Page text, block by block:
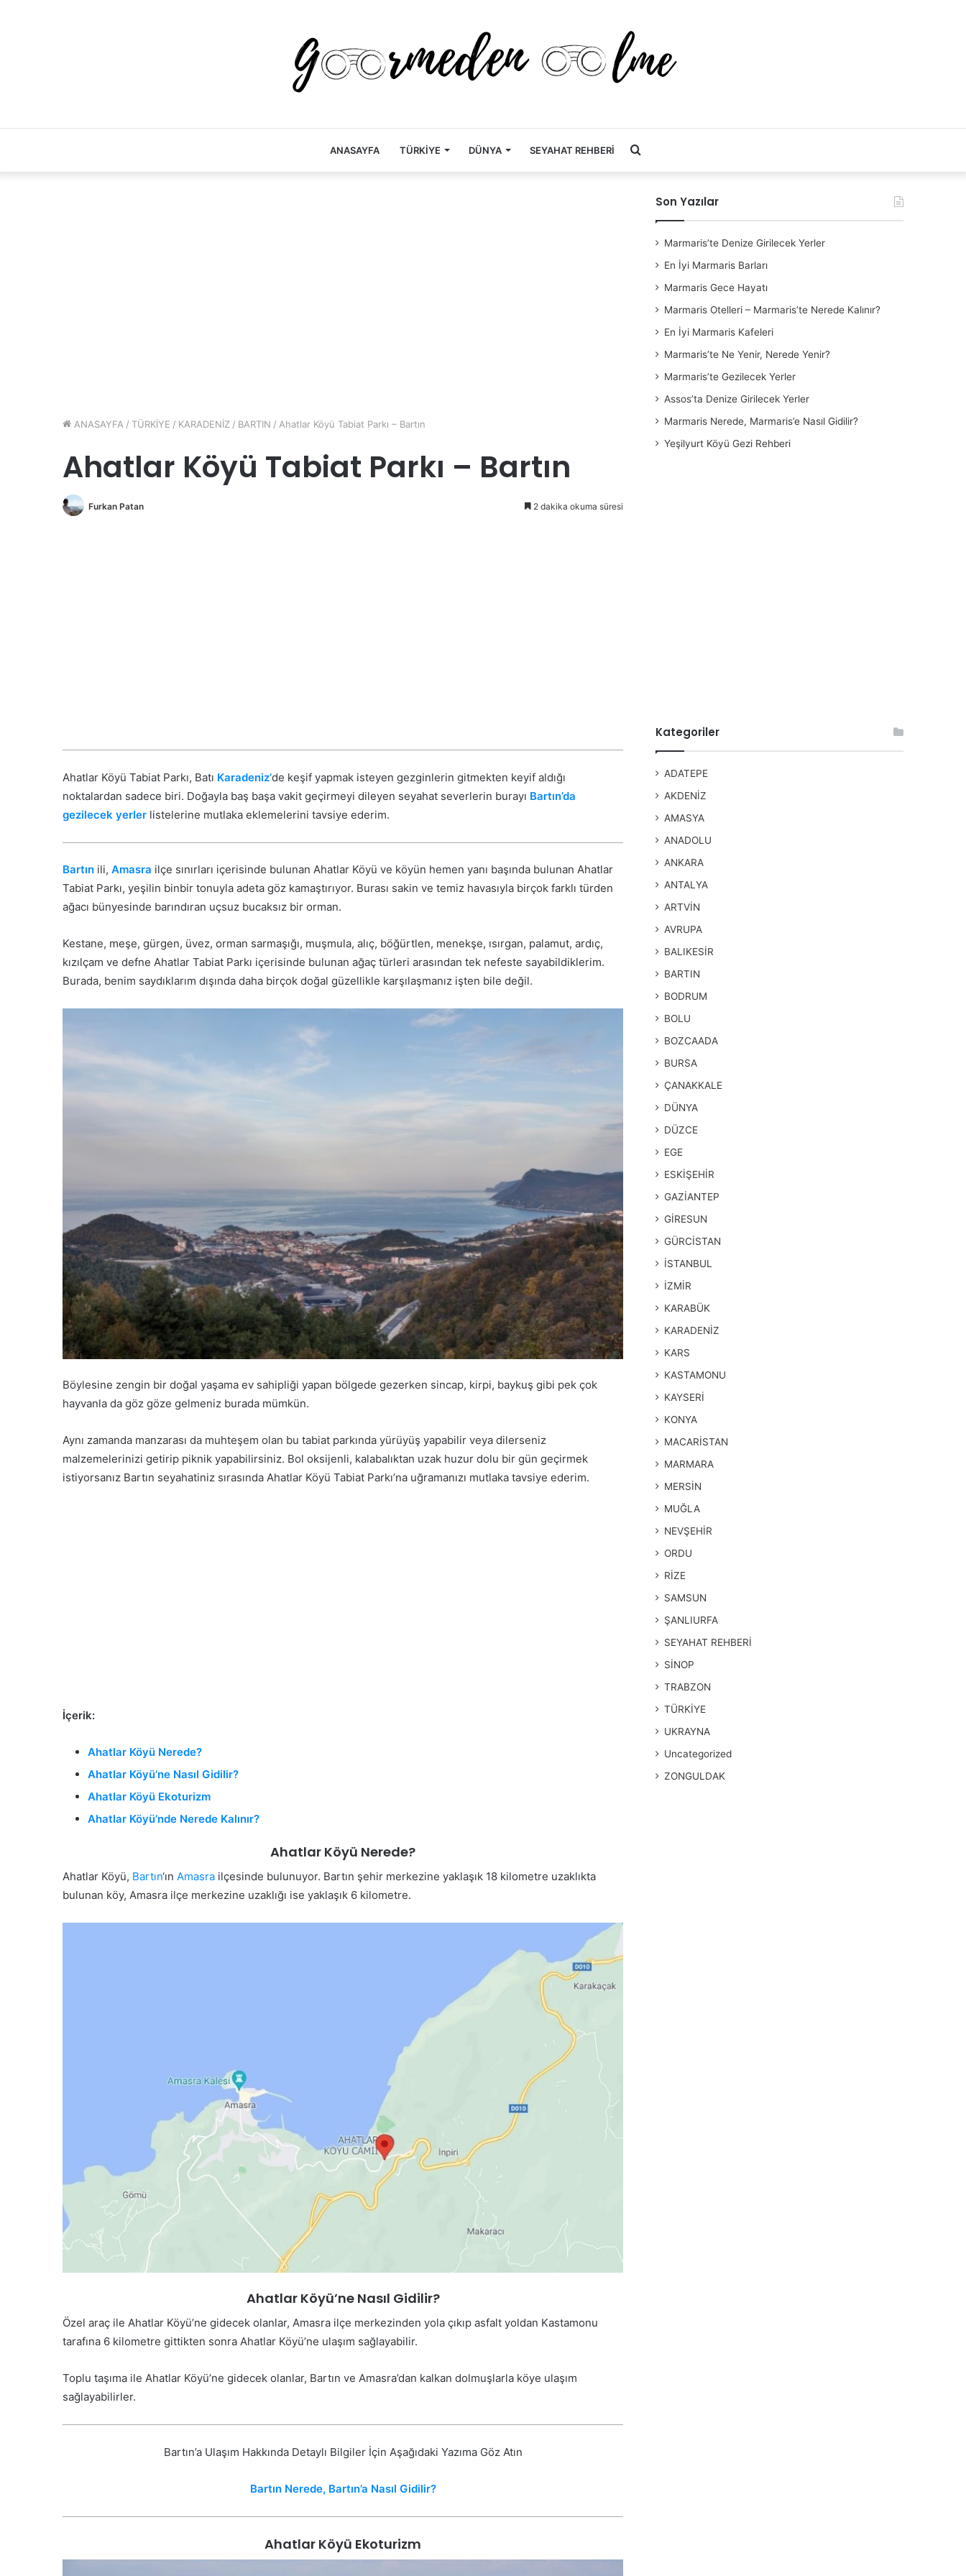
ANASAYFA TÜRKİYE DÜNYA SEYAHAT REHBERİ Arama
ANASAYFA / TÜRKİYE / KARADENİZ / BARTIN / Ahatlar Köyü Tabiat Parkı – Bartın
Ahatlar Köyü Tabiat Parkı – Bartın
Furkan Patan 2 dakika okuma süresi
Ahatlar Köyü Tabiat Parkı, Batı Karadeniz’de keşif yapmak isteyen gezginlerin gitmekten keyif aldığı
noktalardan sadece biri. Doğayla baş başa vakit geçirmeyi dileyen seyahat severlerin burayı Bartın’da
gezilecek yerler listelerine mutlaka eklemelerini tavsiye ederim.
Bartın ili, Amasra ilçe sınırları içerisinde bulunan Ahatlar Köyü ve köyün hemen yanı başında bulunan Ahatlar
Tabiat Parkı, yeşilin binbir tonuyla adeta göz kamaştırıyor. Burası sakin ve temiz havasıyla birçok farklı türden
ağacı bünyesinde barındıran uçsuz bucaksız bir orman.
Kestane, meşe, gürgen, üvez, orman sarmaşığı, muşmula, alıç, böğürtlen, menekşe, ısırgan, palamut, ardıç,
kızılçam ve defne Ahatlar Tabiat Parkı içerisinde bulunan ağaç türleri arasından tek nefeste sayabildiklerim.
Burada, benim saydıklarım dışında daha birçok doğal güzellikle karşılaşmanız işten bile değil.
Böylesine zengin bir doğal yaşama ev sahipliği yapan bölgede gezerken sincap, kirpi, baykuş gibi pek çok
hayvanla da göz göze gelmeniz burada mümkün.
Aynı zamanda manzarası da muhteşem olan bu tabiat parkında yürüyüş yapabilir veya dilerseniz
malzemelerinizi getirip piknik yapabilirsiniz. Bol oksijenli, kalabalıktan uzak huzur dolu bir gün geçirmek
istiyorsanız Bartın seyahatiniz sırasında Ahatlar Köyü Tabiat Parkı’na uğramanızı mutlaka tavsiye ederim.
İçerik:
Ahatlar Köyü Nerede?
Ahatlar Köyü’ne Nasıl Gidilir?
Ahatlar Köyü Ekoturizm
Ahatlar Köyü’nde Nerede Kalınır?
Ahatlar Köyü Nerede?
Ahatlar Köyü, Bartın‘ın Amasra ilçesinde bulunuyor. Bartın şehir merkezine yaklaşık 18 kilometre uzaklıkta
bulunan köy, Amasra ilçe merkezine uzaklığı ise yaklaşık 6 kilometre.
Ahatlar Köyü’ne Nasıl Gidilir?
Özel araç ile Ahatlar Köyü’ne gidecek olanlar, Amasra ilçe merkezinden yola çıkıp asfalt yoldan Kastamonu
tarafına 6 kilometre gittikten sonra Ahatlar Köyü’ne ulaşım sağlayabilir.
Toplu taşıma ile Ahatlar Köyü’ne gidecek olanlar, Bartın ve Amasra’dan kalkan dolmuşlarla köye ulaşım
sağlayabilirler.
Bartın’a Ulaşım Hakkında Detaylı Bilgiler İçin Aşağıdaki Yazıma Göz Atın
Bartın Nerede, Bartın’a Nasıl Gidilir?
Ahatlar Köyü Ekoturizm
Son Yazılar
Marmaris’te Denize Girilecek Yerler
En İyi Marmaris Barları
Marmaris Gece Hayatı
Marmaris Otelleri – Marmaris’te Nerede Kalınır?
En İyi Marmaris Kafeleri
Marmaris’te Ne Yenir, Nerede Yenir?
Marmaris’te Gezilecek Yerler
Assos’ta Denize Girilecek Yerler
Marmaris Nerede, Marmaris’e Nasıl Gidilir?
Yeşilyurt Köyü Gezi Rehberi
Kategoriler
ADATEPE
AKDENİZ
AMASYA
ANADOLU
ANKARA
ANTALYA
ARTVİN
AVRUPA
BALIKESİR
BARTIN
BODRUM
BOLU
BOZCAADA
BURSA
ÇANAKKALE
DÜNYA
DÜZCE
EGE
ESKİŞEHİR
GAZİANTEP
GİRESUN
GÜRCİSTAN
İSTANBUL
İZMİR
KARABÜK
KARADENİZ
KARS
KASTAMONU
KAYSERİ
KONYA
MACARİSTAN
MARMARA
MERSİN
MUĞLA
NEVŞEHİR
ORDU
RİZE
SAMSUN
ŞANLIURFA
SEYAHAT REHBERİ
SİNOP
TRABZON
TÜRKİYE
UKRAYNA
Uncategorized
ZONGULDAK